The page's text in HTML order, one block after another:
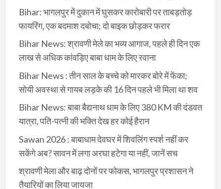
Bihar: भागलपुर में दुकान में घुसकर कारोबारी पर ताबड़तोड़
फायरिंग, एक बदमाश दबोचा; दो बाइक छोड़कर फरार
Bihar News: श्रावणी मेले का भव्य आगाज, पहले ही दिन एक
लाख से अधिक कांवड़िए बाबा धाम के लिए रवाना
Bihar News : तीन साल के बच्चे को मारकर बोरे में फेंका;
सोयी अवस्था से गायब लड़के की 16 दिन पहले भी मिला था शव
Bihar News: बाबा बैद्यनाथ धाम के लिए 380 KM की दंडवत
यात्रा, पति-पत्नी की भक्ति देख हर कोई हैरान
Sawan 2026 : बाबाधाम देवघर में शिवलिंग स्पर्श नहीं कर
सकेंगे अब? सावन में लगा अरघा हटेगा या नहीं, जानें सच
श्रावणी मेला और बाढ़ दोनों पर फोकस, भागलपुर प्रशासन ने
तैयारियों का लिया जायजा